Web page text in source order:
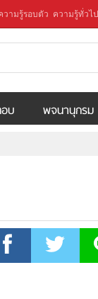
วามรู้รอบตัว ความรู้ทั่วไป
บ พจนานุกรม